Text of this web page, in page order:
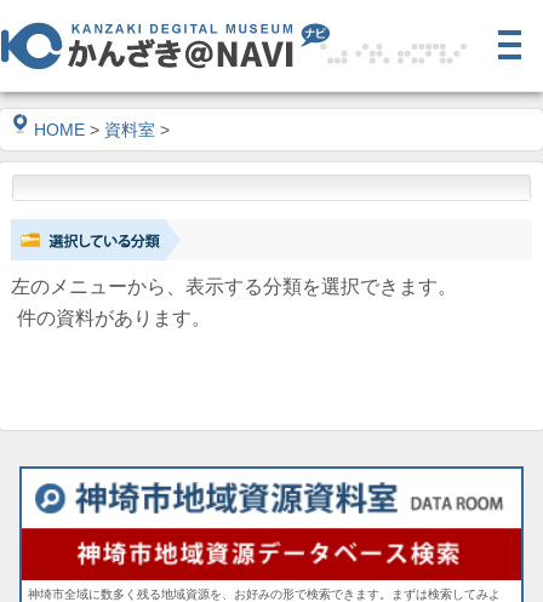
HOME > 資料室 >
左のメニューから、表示する分類を選択できます。
件の資料があります。
神埼市全域に数多く残る地域資源を、お好みの形で検索できます。まずは検索してみよ